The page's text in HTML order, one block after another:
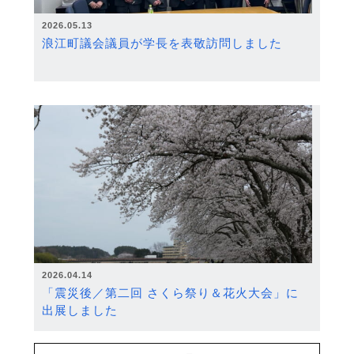
2026.05.13
浪江町議会議員が学長を表敬訪問しました
2026.04.14
「震災後／第二回 さくら祭り＆花火大会」に
出展しました